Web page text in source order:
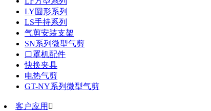
LY圆形系列
LS手持系列
气剪安装支架
SN系列微型气剪
口罩机配件
快换夹具
电热气剪
GT-NY系列微型气剪
客户应用 